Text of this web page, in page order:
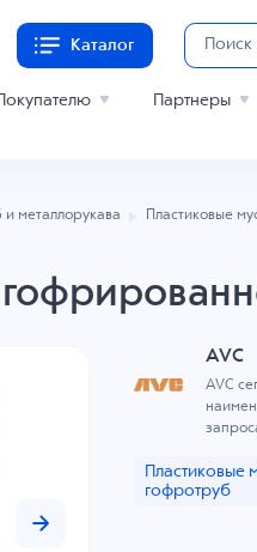
Каталог
Партнеры
металлорукава Пластиковые
AVC
AVC
Пластиковые
гофротруб